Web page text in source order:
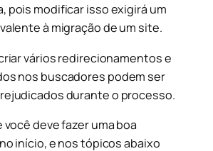
pois modificar isso exigirá um
à migração de um site.
vários redirecionamentos e
nos buscadores podem ser
durante o processo.
você deve fazer uma boa
início, e nos tópicos abaixo